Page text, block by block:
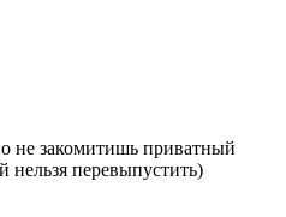
не закомитишь приватный
нельзя перевыпустить)